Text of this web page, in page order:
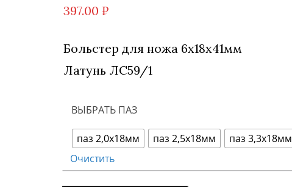
397.00 ₽
Больстер для ножа 6х18х41мм
Латунь ЛС59/1
ВЫБРАТЬ ПАЗ
паз 2,0х18мм паз 2,5х18мм паз 3,3х18мм
Очистить